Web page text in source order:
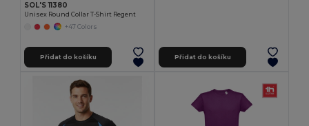
SOL'S 11380
Unisex Round Collar T-Shirt Regent
+47 Colors
Přidat do košíku Přidat do košíku